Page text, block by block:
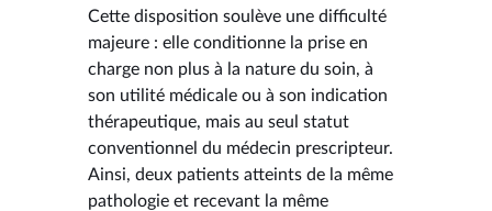
Cette disposition soulève une difficulté
majeure : elle conditionne la prise en
charge non plus à la nature du soin, à
son utilité médicale ou à son indication
thérapeutique, mais au seul statut
conventionnel du médecin prescripteur.
Ainsi, deux patients atteints de la même
pathologie et recevant la même